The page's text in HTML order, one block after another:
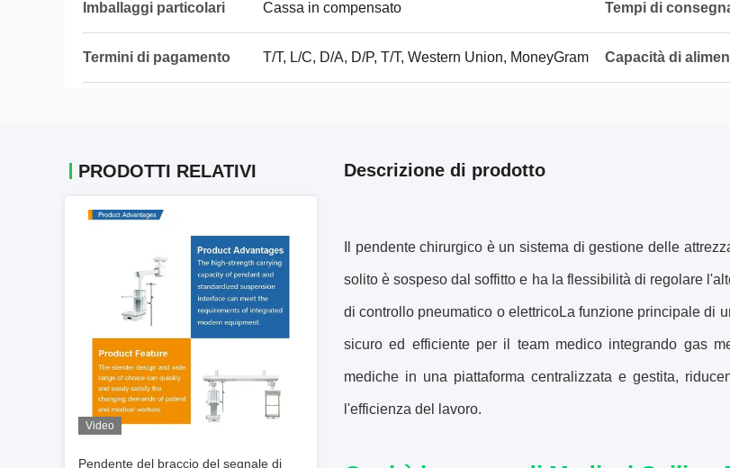
Imballaggi particolari Cassa in compensato Tempi di
Termini di pagamento T/T, L/C, D/A, D/P, T/T, Western Union, MoneyGram Capacità di
PRODOTTI RELATIVI
Video
Pendente del braccio del segnale di
Descrizione di prodotto
Il pendente chirurgico è un sistema di gestione delle
solito è sospeso dal soffitto e ha la flessibilità di regolare
di controllo pneumatico o elettricoLa funzione principale di
sicuro ed efficiente per il team medico integrando gas
mediche in una piattaforma centralizzata e gestita,
l'efficienza del lavoro.